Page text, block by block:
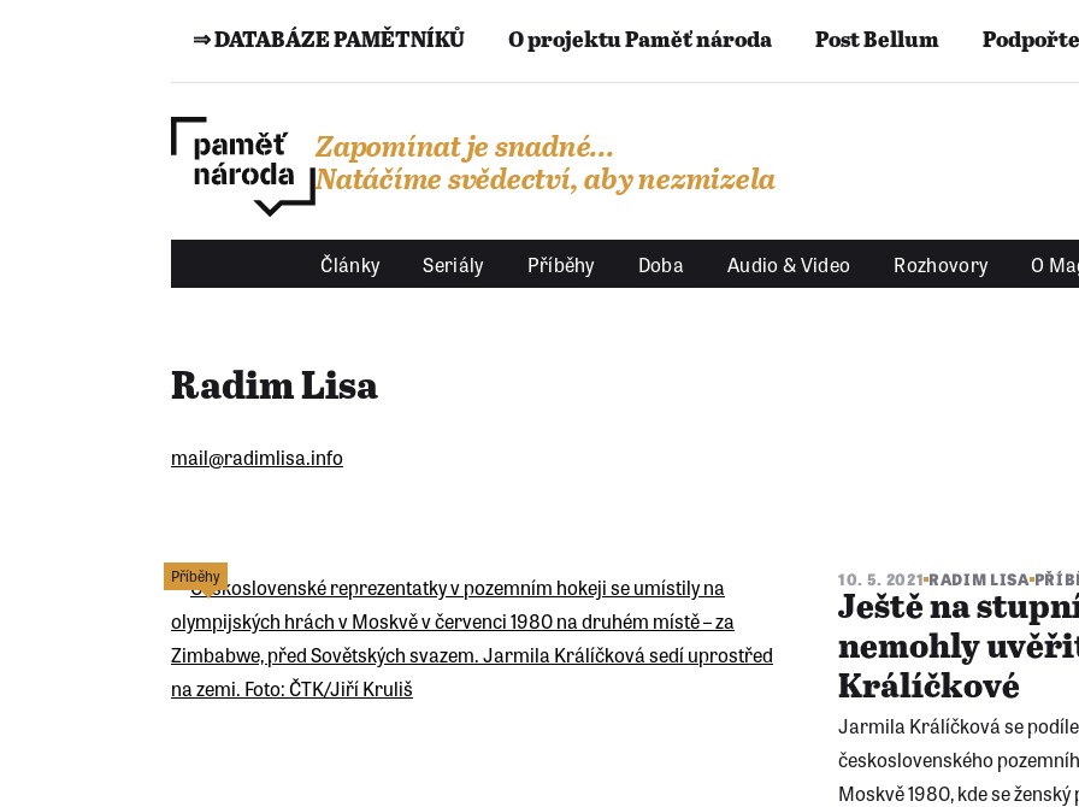
⇒ DATABÁZE PAMĚTNÍKŮ O projektu Paměť národa Post Bellum
Zapomínat je snadné...
Natáčíme svědectví, aby nezmizela
Články Seriály Příběhy Doba Audio & Video Rozhovory O
Radim Lisa
mail@radimlisa.info
Příběhy 10. 5. 2021 RADIM LISA
Ještě na
nemohly
Králíčkové
Jarmila Králíčková se
československého
Moskvě 1980, kde se